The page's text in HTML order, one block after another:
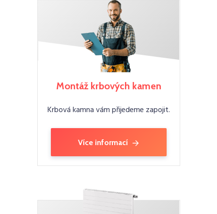
Montáž krbových kamen
Krbová kamna vám přijedeme zapojit.
Více informací